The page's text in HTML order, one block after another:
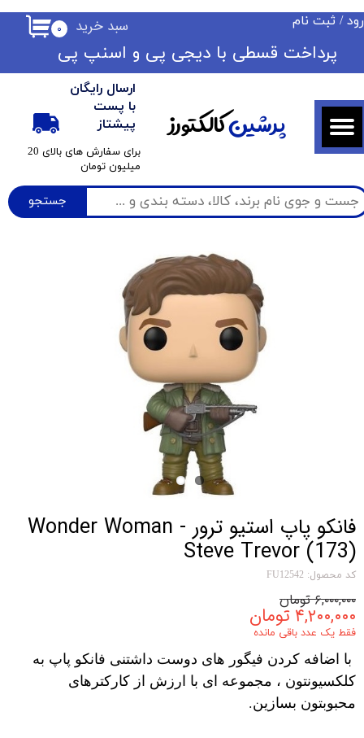
جستجو
ارسال رایگان
با پست
پیشتاز
​برای سفارش های بالای 20
میلیون تومان
۰ سبد خرید / ثبت نام
حساب کاربری من
تغییر گذر واژه
سفارشات
خروج از حساب کاربری
​​پرداخت قسطی با دیجی پی ​​​​​​​و اسنپ پی
پرشینکالکتورز
فانکو پاپ استیو ترور Wonder Woman -
Steve Trevor (173)
کد محصول: FU12542
۶,۰۰۰,۰۰۰ تومان
۴,۲۰۰,۰۰۰ تومان
فقط یک عدد باقی مانده
با اضافه کردن فیگور های دوست داشتنی فانکو پاپ به
کلکسیونتون ، مجموعه ای با ارزش از کارکترهای
محبوبتون بسازین.